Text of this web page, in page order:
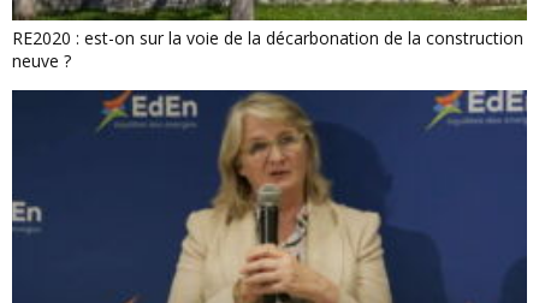
RE2020 : est-on sur la voie de la décarbonation de la construction
neuve ?